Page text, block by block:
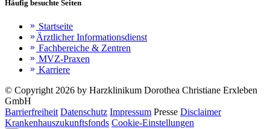
Häufig besuchte Seiten
keyboard_double_arrow_right Startseite
keyboard_double_arrow_right Ärztlicher Informationsdienst
keyboard_double_arrow_right Fachbereiche & Zentren
keyboard_double_arrow_right MVZ-Praxen
keyboard_double_arrow_right Karriere
© Copyright 2026 by Harzklinikum Dorothea Christiane Erxleben
GmbH
Barrierfreiheit Datenschutz Impressum Presse Disclaimer
Krankenhauszukunftsfonds Cookie-Einstellungen